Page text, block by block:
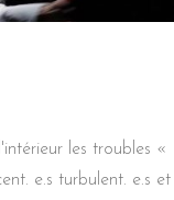
les troubles «
e.s turbulent. e.s et